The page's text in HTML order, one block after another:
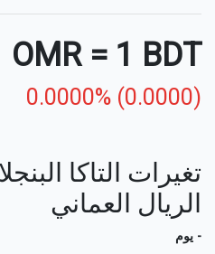
1 BDT
=
OMR
0.0000% (0.0000)
تغيرات التاكا
الريال العماني
- يوم